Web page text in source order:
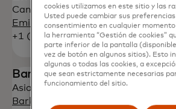
Canadá
+1 (437) 244-6282
Barkha Patel
Asia Pacífico
Barkha.Patel@mastercard.com
cookies utilizamos en este sitio y las
Usted puede cambiar sus preferencias
consentimiento en cualquier momento
la herramienta “Gestión de cookies”
parte inferior de la pantalla
vez de botón en algunos sitios). Esto
algunas o todas las cookies, a
que sean estrictamente necesarias
funcionamiento del sitio.